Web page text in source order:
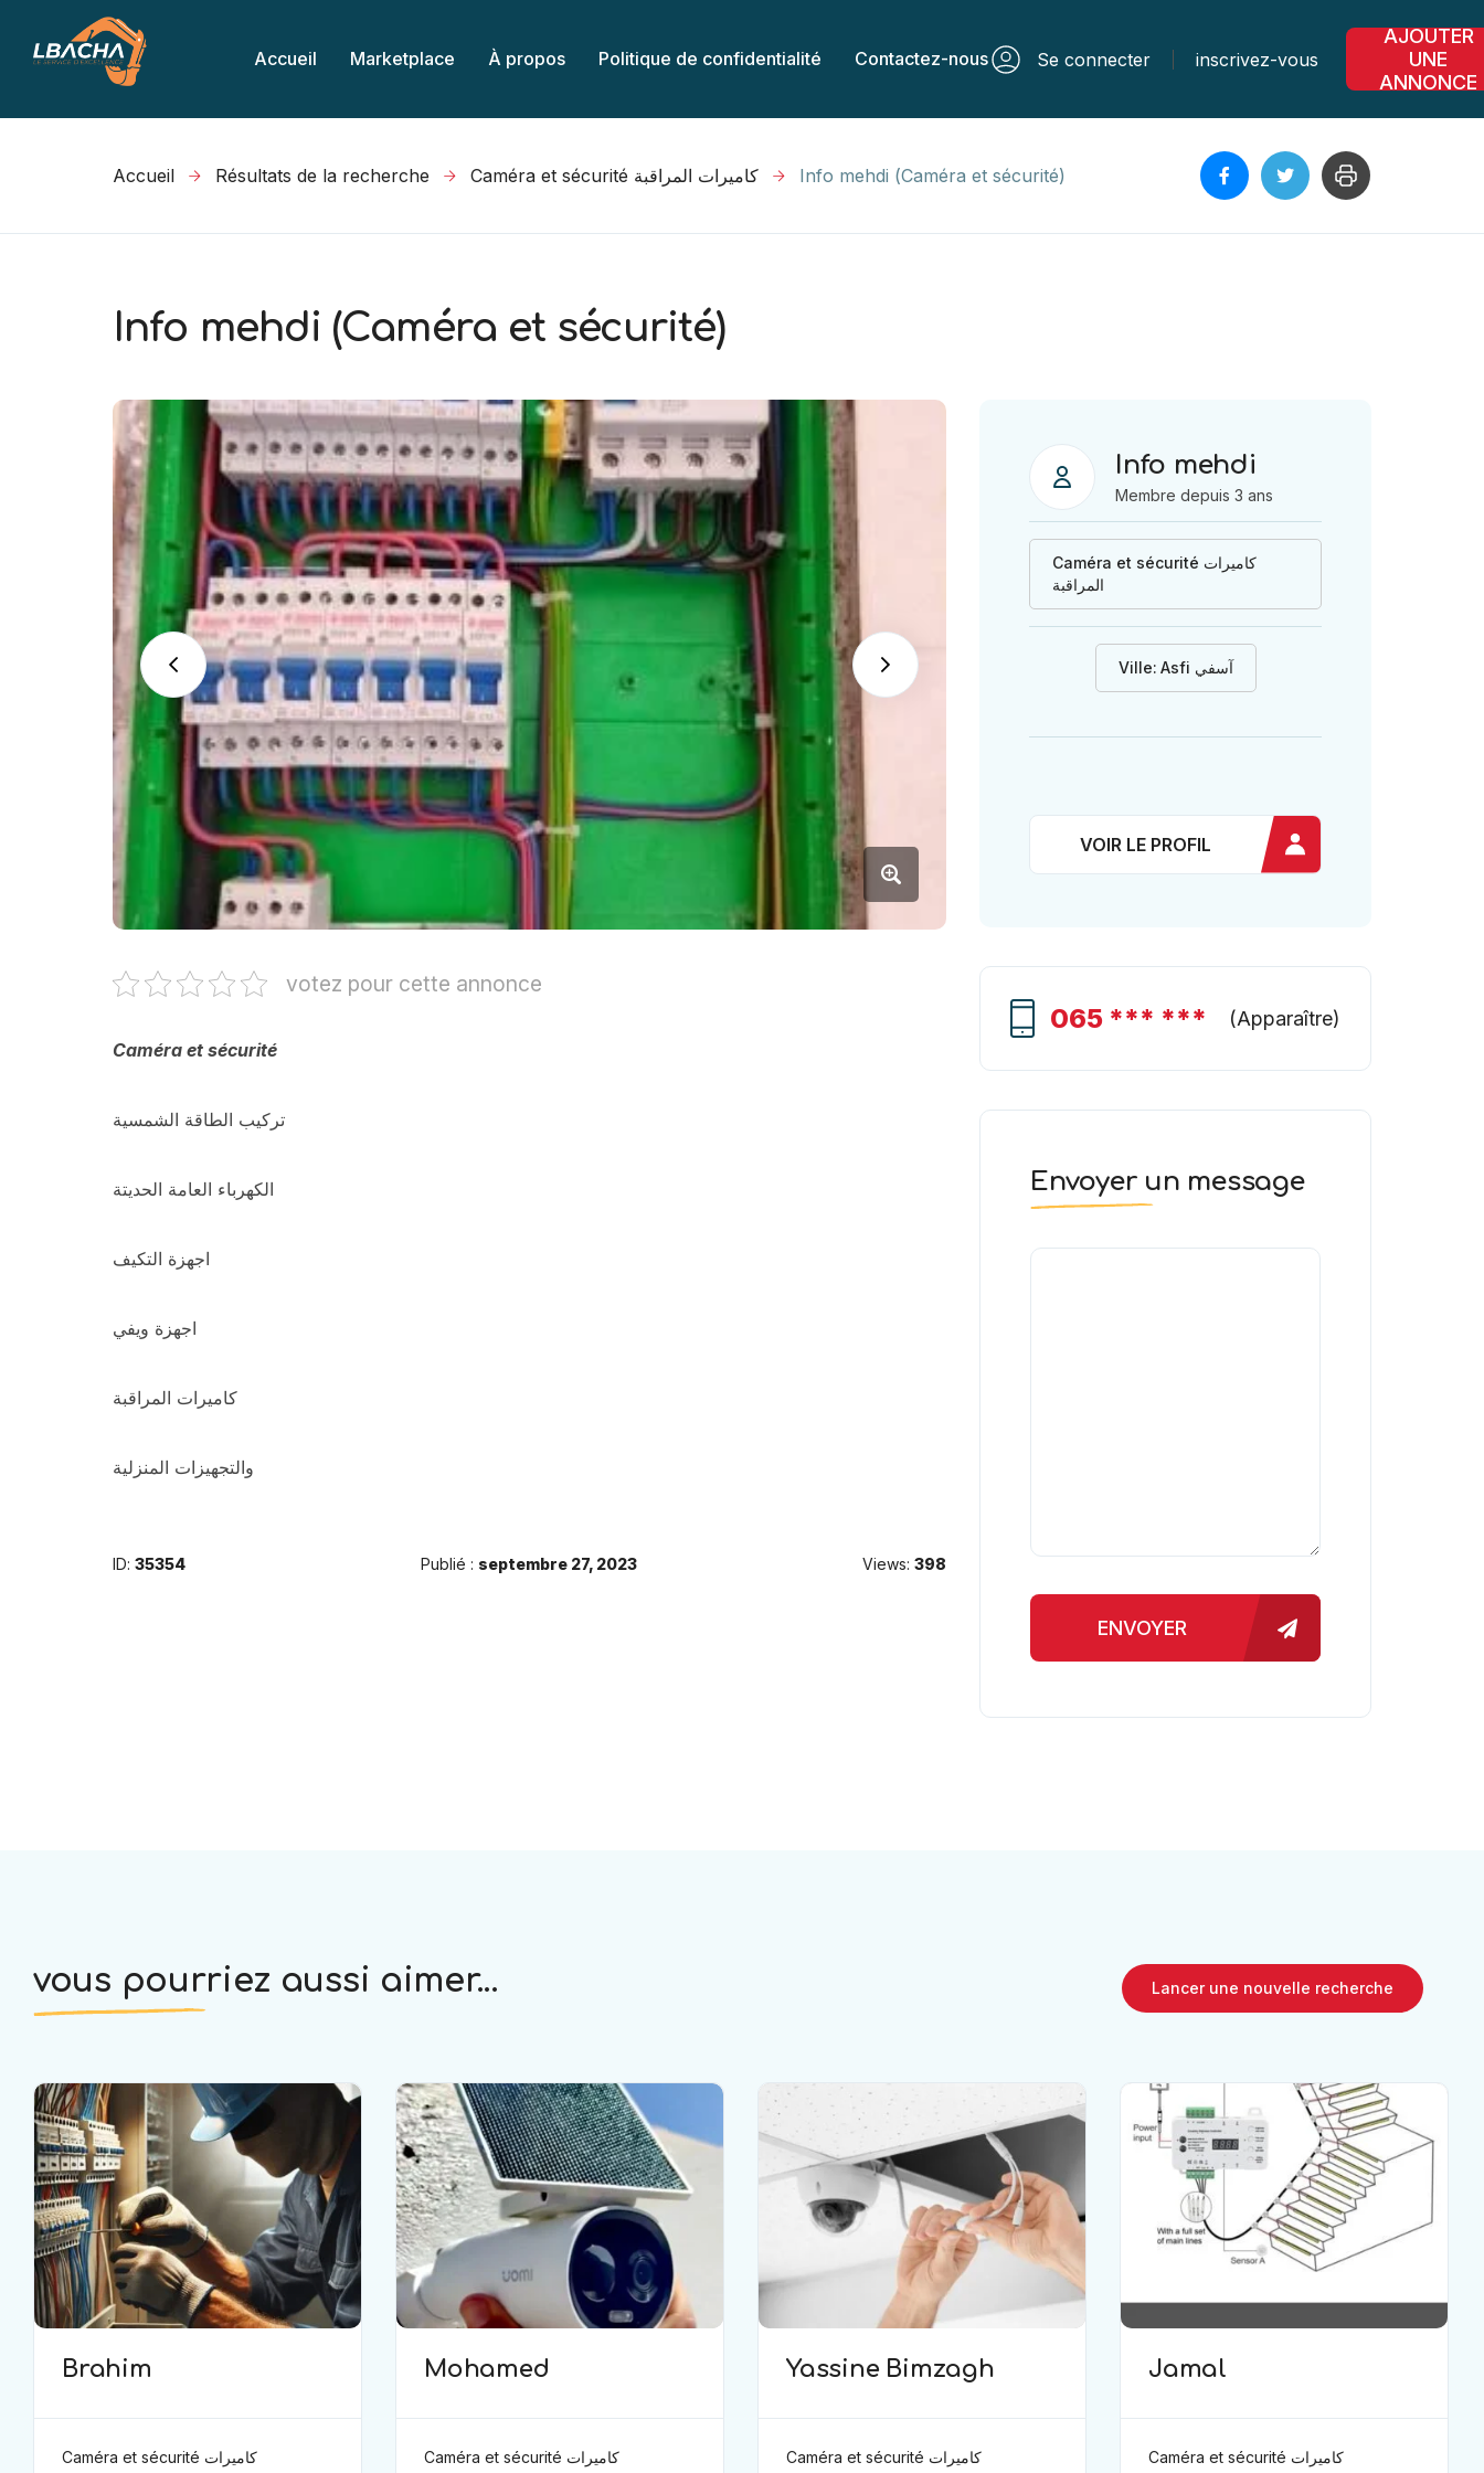
Accueil Marketplace À propos Politique de confidentialité Contactez-nous Se connecter inscrivez-vous
AJOUTER
UNE
ANNONCE
Accueil Résultats de la recherche Caméra et sécurité كاميرات المراقبة Info mehdi (Caméra et sécurité)
Info mehdi (Caméra et sécurité)
votez pour cette annonce
Caméra et sécurité
تركيب الطاقة الشمسية
الكهرباء العامة الحديتة
اجهزة التكيف
اجهزة ويفي
كاميرات المراقبة
والتجهيزات المنزلية
ID: 35354 Publié : septembre 27, 2023 Views: 398
Info mehdi
Membre depuis 3 ans
Caméra et sécurité كاميرات
المراقبة
Ville: Asfi آسفي
VOIR LE PROFIL
065 *** *** (Apparaître)
Envoyer un message
ENVOYER
vous pourriez aussi aimer... Lancer une nouvelle recherche
Brahim
Caméra et sécurité كاميرات
Mohamed
Caméra et sécurité كاميرات
Yassine Bimzagh
Caméra et sécurité كاميرات
Jamal
Caméra et sécurité كاميرات